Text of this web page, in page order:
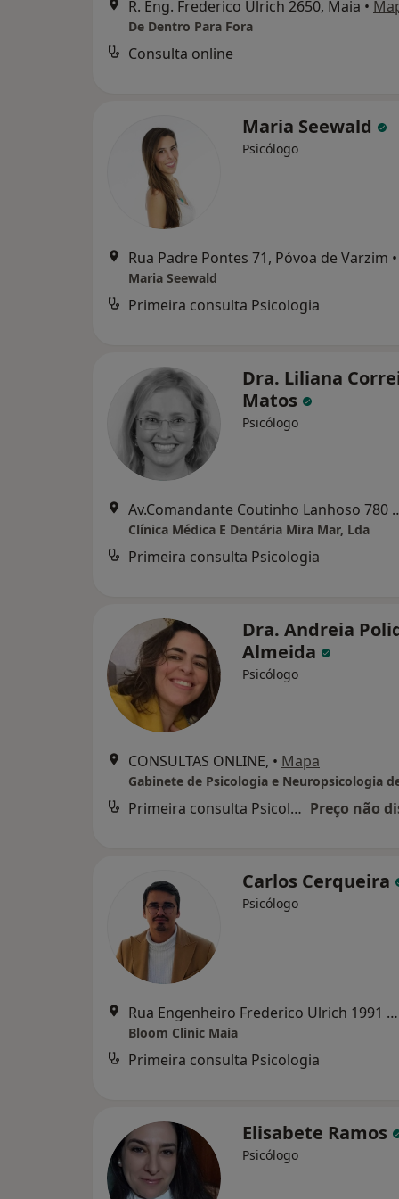
R. Eng. Frederico Ulrich 2650, Maia •
De Dentro Para Fora
Consulta online
Maria Seewald
Psicólogo
Rua Padre Pontes 71, Póvoa de Varzim •
Maria Seewald
Primeira consulta Psicologia
Dra. Liliana
Matos
Psicólogo
Av.Comandante
Clínica Médica E Dentária Mira Mar, Lda
Primeira consulta Psicologia
Dra. Andreia
Almeida
Psicólogo
CONSULTAS ONLINE, • Mapa
Primeira consulta Psicologia Preço não
Carlos Cerqueira
Psicólogo
Rua Engenheiro Frederico Ulrich 1991 C, Maia
Bloom Clinic Maia
Primeira consulta Psicologia
Elisabete Ramos
Psicólogo